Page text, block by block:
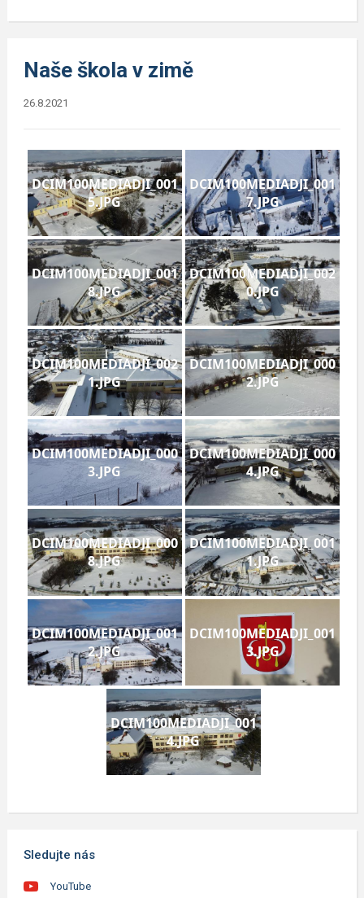
Naše škola v zimě
26.8.2021
DCIM100MEDIADJI_001
5.JPG
DCIM100MEDIADJI_001
7.JPG
DCIM100MEDIADJI_001
8.JPG
DCIM100MEDIADJI_002
0.JPG
DCIM100MEDIADJI_002
1.JPG
DCIM100MEDIADJI_000
2.JPG
DCIM100MEDIADJI_000
3.JPG
DCIM100MEDIADJI_000
4.JPG
DCIM100MEDIADJI_000
8.JPG
DCIM100MEDIADJI_001
1.JPG
DCIM100MEDIADJI_001
2.JPG
DCIM100MEDIADJI_001
3.JPG
DCIM100MEDIADJI_001
4.JPG
Sledujte nás
YouTube